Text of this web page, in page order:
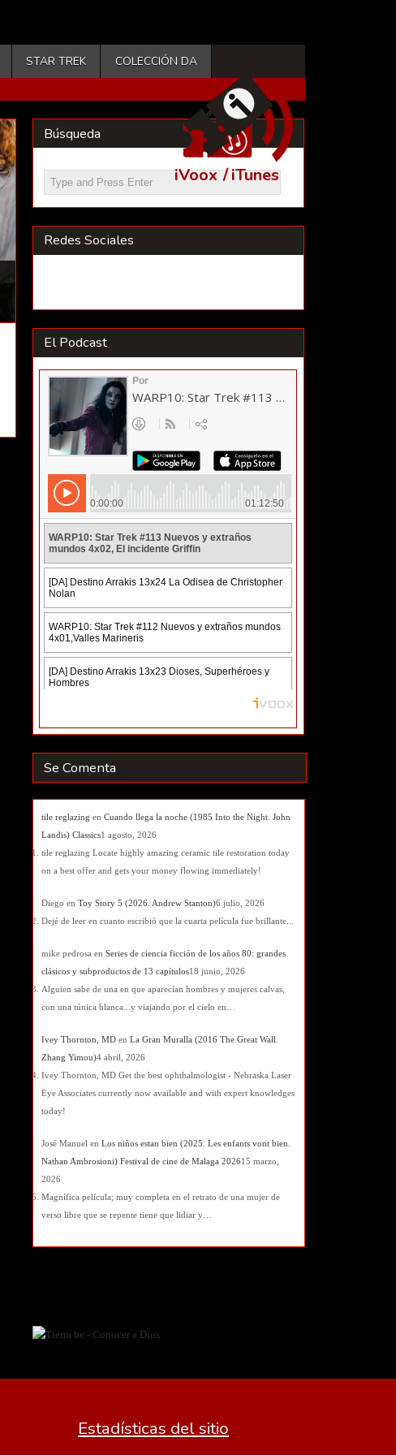
iVoox /iTunes
STAR TREK COLECCIÓN DA
Búsqueda
Redes Sociales
El Podcast
Se Comenta
tile reglazing en Cuando llega la noche (1985 Into the Night. John
Landis) Classics1 agosto, 2026
tile reglazing Locate highly amazing ceramic tile restoration today
on a best offer and gets your money flowing immediately!
Diego en Toy Story 5 (2026. Andrew Stanton)6 julio, 2026
Dejé de leer en cuanto escribió que la cuarta película fue brillante...
mike pedrosa en Series de ciencia ficción de los años 80: grandes
clásicos y subproductos de 13 capítulos18 junio, 2026
Alguien sabe de una en que aparecían hombres y mujeres calvas,
con una túnica blanca...y viajando por el cielo en…
Ivey Thornton, MD en La Gran Muralla (2016 The Great Wall.
Zhang Yimou)4 abril, 2026
Ivey Thornton, MD Get the best ophthalmologist - Nebraska Laser
Eye Associates currently now available and with expert knowledges
today!
José Manuel en Los niños estan bien (2025. Les enfants vont bien.
Nathan Ambrosioni) Festival de cine de Malaga 202615 marzo,
2026
Magnífica película; muy completa en el retrato de una mujer de
verso libre que se repente tiene que lidiar y…
Estadísticas del sitio